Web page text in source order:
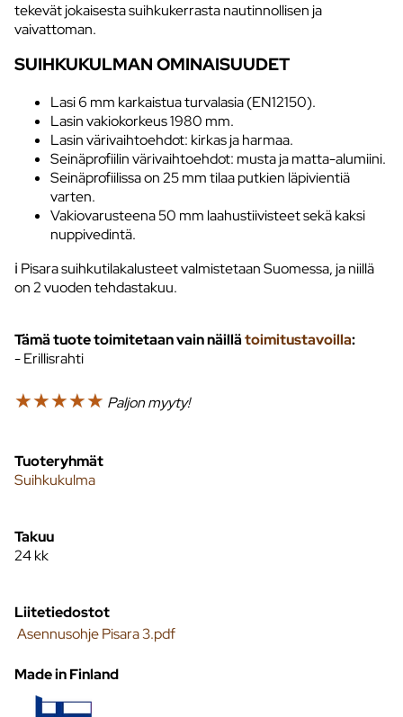
tekevät jokaisesta suihkukerrasta nautinnollisen ja
vaivattoman.
SUIHKUKULMAN OMINAISUUDET
Lasi 6 mm karkaistua turvalasia (EN12150).
Lasin vakiokorkeus 1980 mm.
Lasin värivaihtoehdot: kirkas ja harmaa.
Seinäprofiilin värivaihtoehdot: musta ja matta-alumiini.
Seinäprofiilissa on 25 mm tilaa putkien läpivientiä
varten.
Vakiovarusteena 50 mm laahustiivisteet sekä kaksi
nuppivedintä.
ℹ️ Pisara suihkutilakalusteet valmistetaan Suomessa, ja niillä
on 2 vuoden tehdastakuu.
Tämä tuote toimitetaan vain näillätoimitustavoilla:
- Erillisrahti
☆☆☆☆☆ Paljon myyty!
Tuoteryhmät
Suihkukulma
Takuu
24 kk
Liitetiedostot
Asennusohje Pisara 3.pdf
Made in Finland